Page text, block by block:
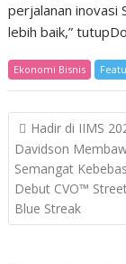
perjalanan inovasi
lebih baik,”
Ekonomi Bisnis
Post
navigation
Hadir di IIMS
Davidson
Semangat
Debut CVO™
Blue Streak